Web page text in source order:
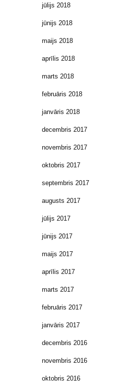
jūlijs 2018
jūnijs 2018
maijs 2018
aprīlis 2018
marts 2018
februāris 2018
janvāris 2018
decembris 2017
novembris 2017
oktobris 2017
septembris 2017
augusts 2017
jūlijs 2017
jūnijs 2017
maijs 2017
aprīlis 2017
marts 2017
februāris 2017
janvāris 2017
decembris 2016
novembris 2016
oktobris 2016